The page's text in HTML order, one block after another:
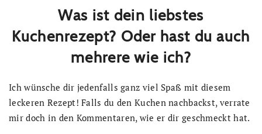
Was ist dein liebstes
Kuchenrezept? Oder hast du auch
mehrere wie ich?
Ich wünsche dir jedenfalls ganz viel Spaß mit diesem
leckeren Rezept! Falls du den Kuchen nachbackst, verrate
mir doch in den Kommentaren, wie er dir geschmeckt hat.